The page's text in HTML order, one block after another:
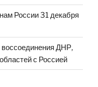
России 31 декабря
ДНР,
с Россией